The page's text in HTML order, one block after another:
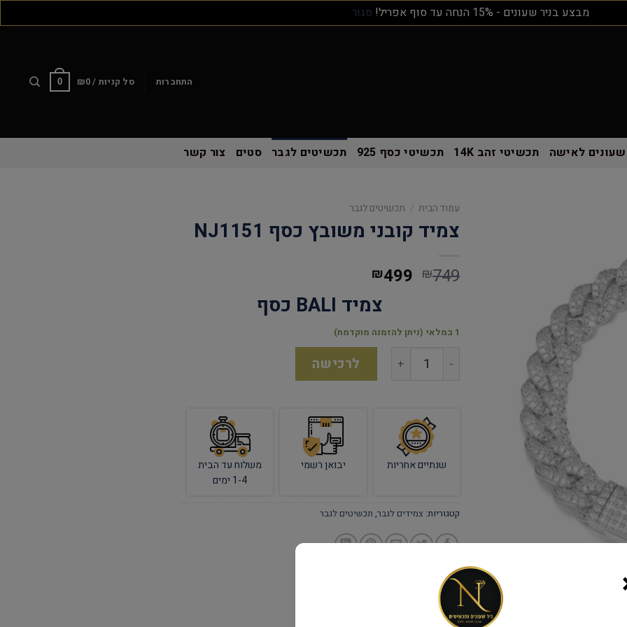
מבצע בניר שעונים - 15% הנחה עד סוף אפריל! סגור
התחברות סל קניות / ₪0
0
שעונים לאישה תכשיטי זהב 14K תכשיטי כסף 925 תכשיטים לגבר סטים צור קשר
עמוד הבית / תכשיטים לגבר
צמיד קובני משובץ כסף NJ1151
₪749
₪499
צמיד BALI כסף
1 במלאי (ניתן להזמנה מוקדמת)
לרכישה
שנתיים אחריות יבואן רשמי
משלוח עד הבית
1-4 ימים
קטגוריות: צמידים לגבר, תכשיטים לגבר